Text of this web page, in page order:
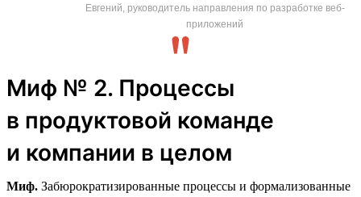
Евгений, руководитель направления по разработке веб-
приложений
Миф № 2. Процессы
в продуктовой команде
и компании в целом
Миф. Забюрократизированные процессы и формализованные